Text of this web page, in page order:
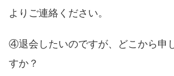
よりご連絡ください。
④退会したいのですが、どこから申
すか？